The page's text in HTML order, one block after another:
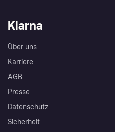
Klarna
Über uns
Karriere
AGB
Presse
Datenschutz
Sicherheit